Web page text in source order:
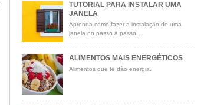
TUTORIAL PARA INSTALAR UMA
JANELA
Aprenda como fazer a instalação de uma
janela no passo á passo....
ALIMENTOS MAIS ENERGÉTICOS
Alimentos que te dão energia.